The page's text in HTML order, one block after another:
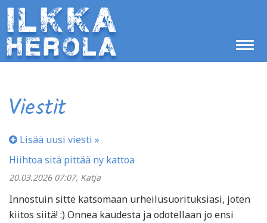
Viestit
Lisää uusi viesti »
Hiihtoa sitä pittää ny kattoa
20.03.2026 07:07, Katja
Innostuin sitte katsomaan urheilusuorituksiasi, joten
kiitos siitä! :) Onnea kaudesta ja odotellaan jo ensi